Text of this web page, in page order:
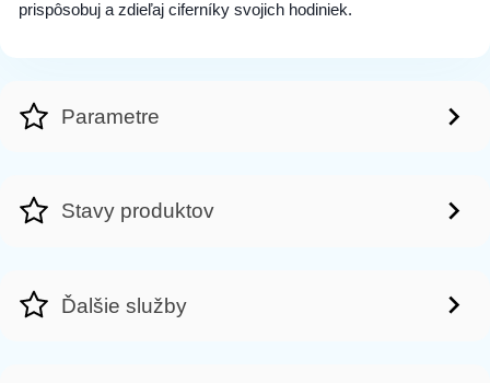
prispôsobuj a zdieľaj ciferníky svojich hodiniek.
Parametre
Stavy produktov
Ďalšie služby